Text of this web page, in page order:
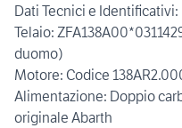
Dati Tecnici e Identificativi:
Telaio:
duomo)
Motore: Codice
Alimentazione: Doppio
originale Abarth